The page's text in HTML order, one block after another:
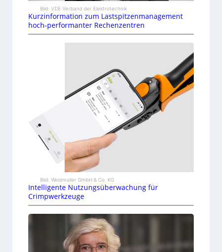
Bild: VDE Verband der Elektrotechnik
Kurzinformation zum Lastspitzenmanagement
hoch-performanter Rechenzentren
Bild: Weidmüller GmbH & Co. KG
Intelligente Nutzungsüberwachung für
Crimpwerkzeuge